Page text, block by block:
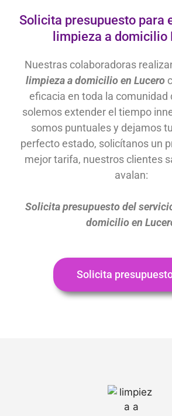
Solicita presupuesto para
limpieza a domicilio
Nuestras colaboradoras
limpieza a domicilio en Lucero
eficacia en toda la comunidad
solemos extender el tiempo
somos puntuales y dejamos
perfecto estado, solicítanos un
mejor tarifa, nuestros clientes
avalan:
Solicita presupuesto del
domicilio en
Solicita